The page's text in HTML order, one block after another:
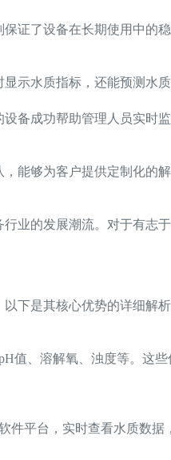
证了设备在长期使用中的
示水质指标，还能预测水
备成功帮助管理人员实时
能够为客户提供定制化的
业的发展潮流。对于有志
下是其核心优势的详细解析
值、溶解氧、浊度等。这
平台，实时查看水质数